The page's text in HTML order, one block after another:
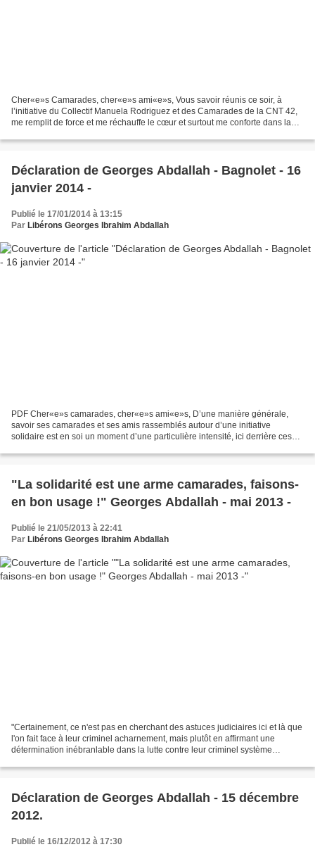
Cher«e»s Camarades, cher«e»s ami«e»s, Vous savoir réunis ce soir, à
l’initiative du Collectif Manuela Rodriguez et des Camarades de la CNT 42,
me remplit de force et me réchauffe le cœur et surtout me conforte dans la
Déclaration de Georges Abdallah - Bagnolet - 16
janvier 2014 -
Publié le 17/01/2014 à 13:15
Par Libérons Georges Ibrahim Abdallah
PDF Cher«e»s camarades, cher«e»s ami«e»s, D’une manière générale,
savoir ses camarades et ses amis rassemblés autour d’une initiative
solidaire est en soi un moment d’une particulière intensité, ici derrière ces
"La solidarité est une arme camarades, faisons-
en bon usage !" Georges Abdallah - mai 2013 -
Publié le 21/05/2013 à 22:41
Par Libérons Georges Ibrahim Abdallah
"Certainement, ce n'est pas en cherchant des astuces judiciaires ici et là que
l'on fait face à leur criminel acharnement, mais plutôt en affirmant une
détermination inébranlable dans la lutte contre leur criminel système
Déclaration de Georges Abdallah - 15 décembre
2012.
Publié le 16/12/2012 à 17:30